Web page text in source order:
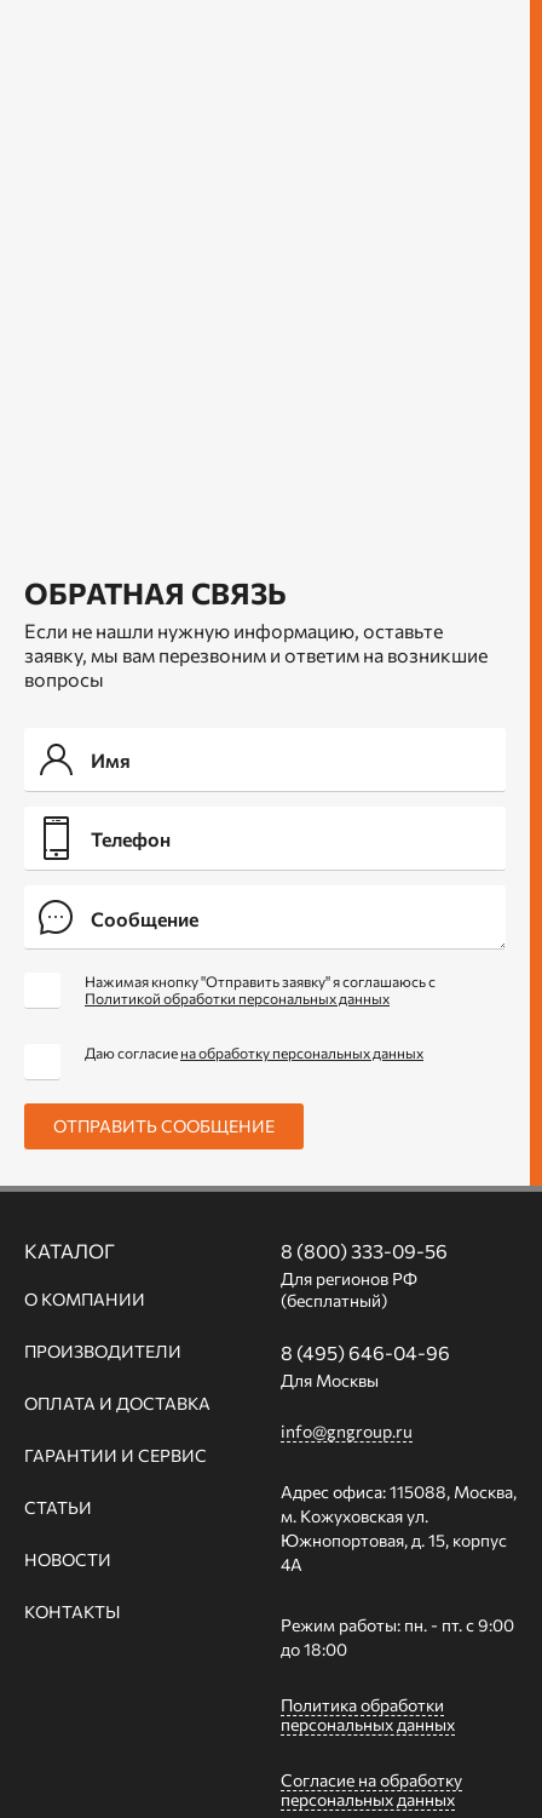
ОБРАТНАЯ СВЯЗЬ
Если не нашли нужную информацию, оставьте
заявку, мы вам перезвоним и ответим на возникшие
вопросы
Нажимая кнопку "Отправить заявку" я соглашаюсь с
Политикой обработки персональных данных
Даю согласие на обработку персональных данных
ОТПРАВИТЬ СООБЩЕНИЕ
КАТАЛОГ
О КОМПАНИИ
ПРОИЗВОДИТЕЛИ
ОПЛАТА И ДОСТАВКА
ГАРАНТИИ И СЕРВИС
СТАТЬИ
НОВОСТИ
КОНТАКТЫ
8 (800) 333-09-56
Для регионов РФ
(бесплатный)
8 (495) 646-04-96
Для Москвы
info@gngroup.ru
Адрес офиса: 115088, Москва,
м. Кожуховская ул.
Южнопортовая, д. 15, корпус
4А
Режим работы: пн. - пт. с 9:00
до 18:00
Политика обработки
персональных данных
Согласие на обработку
персональных данных